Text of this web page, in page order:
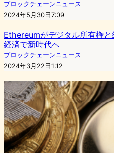
ブロックチェーンニュース
2024年5月30日7:09
Ethereumがデジタル所有権
経済で新時代へ
ブロックチェーンニュース
2024年3月22日1:12